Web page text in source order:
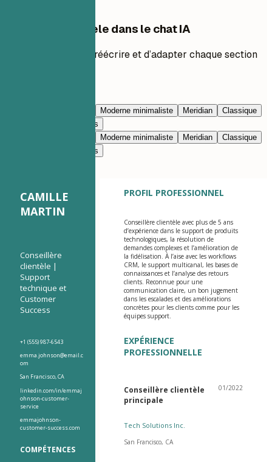
Modifier ce modèle dans le chat IA
Demandez à l’IA de réécrire et d’adapter chaque section
Moderne minimaliste Meridian
Classique
Nimbus
Moderne minimaliste Meridian
Classique
Nimbus
CAMILLE
MARTIN
Conseillère
clientèle |
Support
technique et
Customer
Success
+1 (555) 987-6543
emma.johnson@email.c
om
San Francisco, CA
linkedin.com/in/emmaj
ohnson-customer-
service
emmajohnson-
customer-success.com
COMPÉTENCES
PROFIL PROFESSIONNEL
Conseillère clientèle avec plus de 5 ans
d’expérience dans le support de produits
technologiques, la résolution de
demandes complexes et l’amélioration de
la fidélisation. À l’aise avec les workflows
CRM, le support multicanal, les bases de
connaissances et l’analyse des retours
clients. Reconnue pour une
communication claire, un bon jugement
dans les escalades et des améliorations
concrètes pour les clients comme pour les
équipes support.
EXPÉRIENCE
PROFESSIONNELLE
Conseillère clientèle
principale
01/2022
Tech Solutions Inc.
San Francisco, CA